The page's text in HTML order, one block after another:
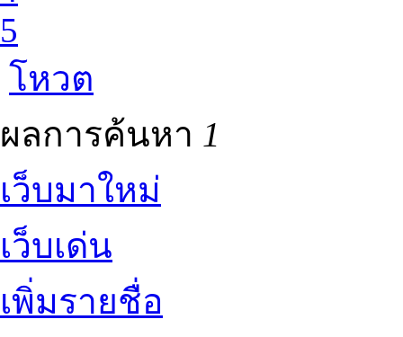
5
โหวต
ผลการค้นหา 1
เว็บมาใหม่
เว็บเด่น
เพิ่มรายชื่อ